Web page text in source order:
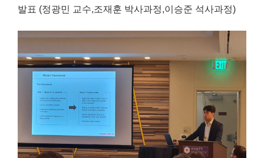
발표 (정광민 교수,조재훈 박사과정,이승준 석사과정)